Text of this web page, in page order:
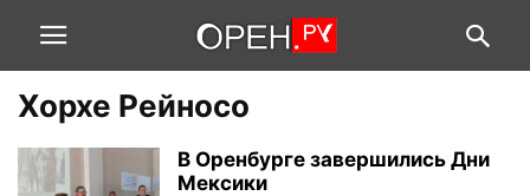
Хорхе Рейносо
В Оренбурге завершились Дни
Мексики